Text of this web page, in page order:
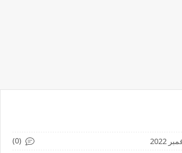
(0)